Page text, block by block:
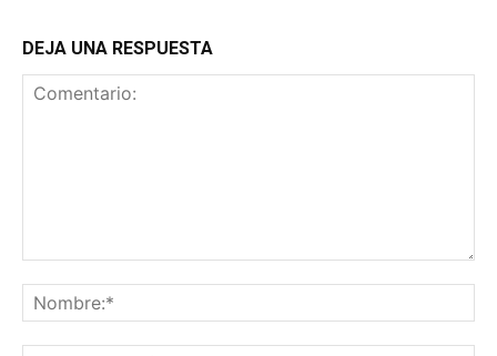
DEJA UNA RESPUESTA